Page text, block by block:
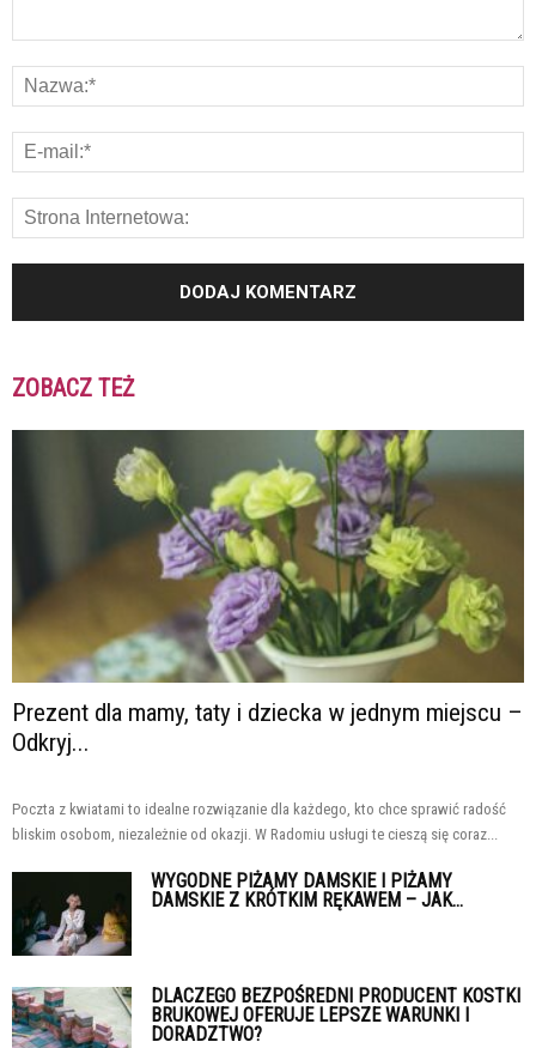
ZOBACZ TEŻ
Prezent dla mamy, taty i dziecka w jednym miejscu –
Odkryj...
Poczta z kwiatami to idealne rozwiązanie dla każdego, kto chce sprawić radość
bliskim osobom, niezależnie od okazji. W Radomiu usługi te cieszą się coraz...
WYGODNE PIŻAMY DAMSKIE I PIŻAMY
DAMSKIE Z KRÓTKIM RĘKAWEM – JAK...
DLACZEGO BEZPOŚREDNI PRODUCENT KOSTKI
BRUKOWEJ OFERUJE LEPSZE WARUNKI I
DORADZTWO?